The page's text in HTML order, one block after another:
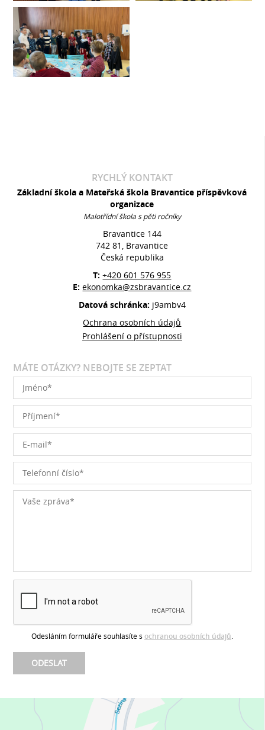
RYCHLÝ KONTAKT
Základní škola a Mateřská škola Bravantice příspěvková
organizace
Malotřídní škola s pěti ročníky
Bravantice 144
742 81, Bravantice
Česká republika
T:+420 601 576 955
E:ekonomka@zsbravantice.cz
Datová schránka: j9ambv4
Ochrana osobních údajů
Prohlášení o přístupnosti
MÁTE OTÁZKY? NEBOJTE SE ZEPTAT
Odesláním formuláře souhlasíte s ochranou osobních údajů